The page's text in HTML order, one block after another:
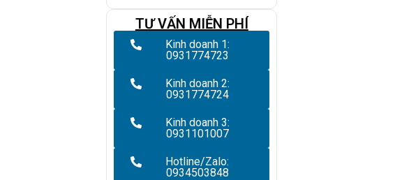
TƯ VẤN MIỄN PHÍ
Kinh doanh 1:
0931774723
Kinh doanh 2:
0931774724
Kinh doanh 3:
0931101007
Hotline/Zalo:
0934503848